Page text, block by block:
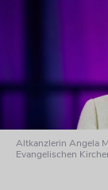
Altkanzlerin Angela
Evangelischen